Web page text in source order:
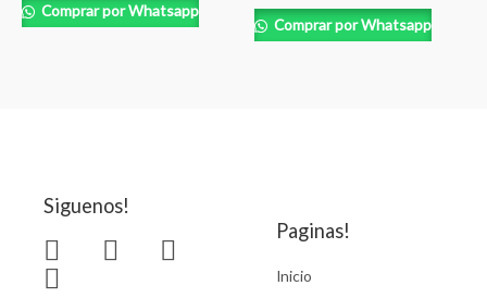
Comprar por Whatsapp
Comprar por Whatsapp
Siguenos!
Paginas!
Inicio